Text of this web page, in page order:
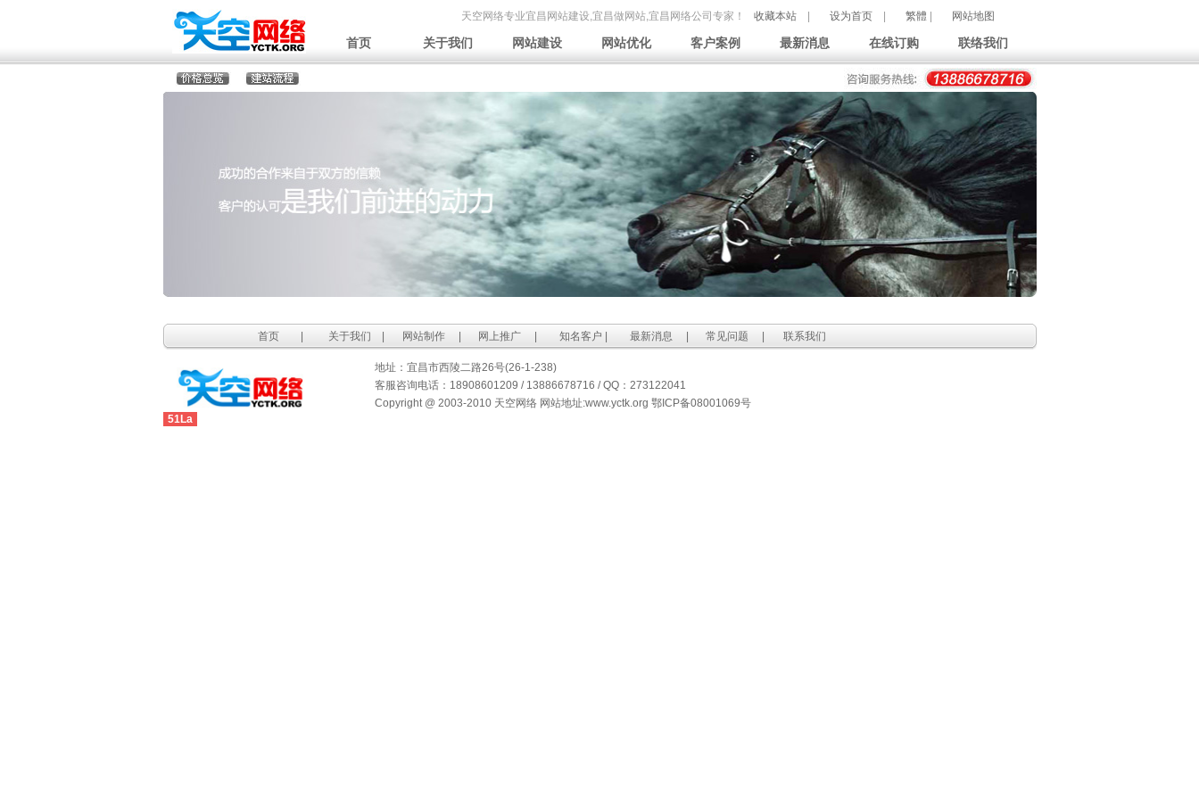
天空网络专业宜昌网站建设,宜昌做网站,宜昌网络公司专家！ 收藏本站| 设为首页| 繁體 网站地图
首页 关于我们 网站建设 网站优化 客户案例 最新消息 在线订购 联络我们
首页 | 关于我们 | 网站制作 | 网上推广 | 知名客户 | 最新消息 | 常见问题 | 联系我们
地址：宜昌市西陵二路26号(26-1-238)
客服咨询电话：18908601209 / 13886678716 / QQ：273122041
Copyright @ 2003-2010 天空网络 网站地址:www.yctk.org 鄂ICP备08001069号
51La